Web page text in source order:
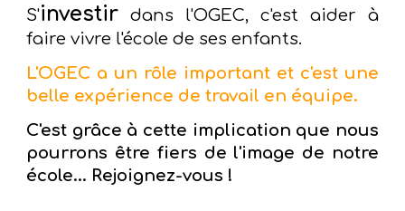
S'investir dans l'OGEC, c'est aider à
faire vivre l'école de ses enfants.
L'OGEC a un rôle important et c'est une
belle expérience de travail en équipe.
C'est grâce à cette implication que nous
pourrons être fiers de l'image de notre
école... Rejoignez-vous !